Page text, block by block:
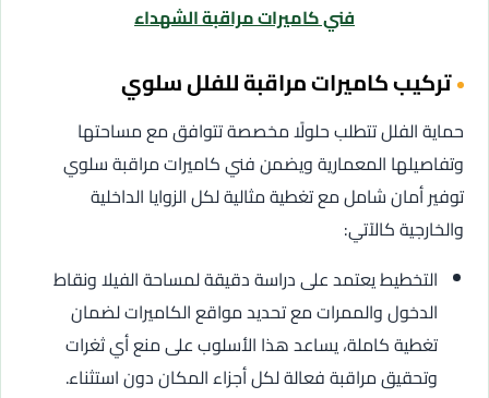
فني كاميرات مراقبة الشهداء
تركيب كاميرات مراقبة للفلل سلوي
حماية الفلل تتطلب حلولًا مخصصة تتوافق مع مساحتها
وتفاصيلها المعمارية ويضمن فني كاميرات مراقبة سلوي
توفير أمان شامل مع تغطية مثالية لكل الزوايا الداخلية
والخارجية كالآتي:
التخطيط يعتمد على دراسة دقيقة لمساحة الفيلا ونقاط
الدخول والممرات مع تحديد مواقع الكاميرات لضمان
تغطية كاملة، يساعد هذا الأسلوب على منع أي ثغرات
وتحقيق مراقبة فعالة لكل أجزاء المكان دون استثناء.